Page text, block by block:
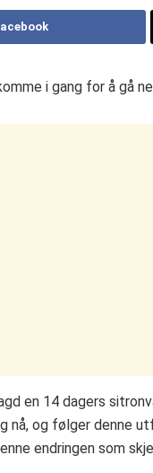
i gang for å gå
en 14 dagers
nå, og følger denne
endringen som